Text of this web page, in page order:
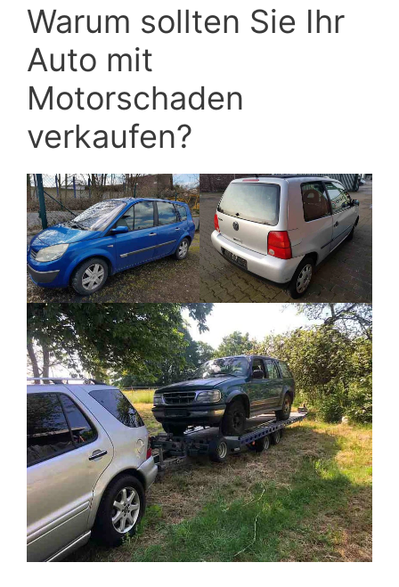
Warum sollten Sie Ihr
Auto mit
Motorschaden
verkaufen?